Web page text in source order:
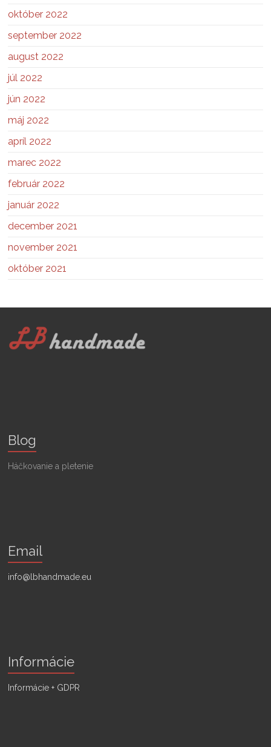
október 2022
september 2022
august 2022
júl 2022
jún 2022
máj 2022
apríl 2022
marec 2022
február 2022
január 2022
december 2021
november 2021
október 2021
Blog
Háčkovanie a pletenie
Email
info@lbhandmade.eu
Informácie
Informácie + GDPR